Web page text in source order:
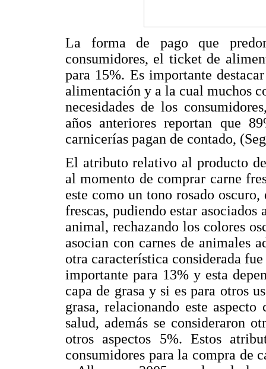
La forma de pago que
consumidores, el ticket de
para 15%. Es importante
alimentación y a la cual muchos
necesidades de los
años anteriores reportan que
carnicerías pagan de contado,
El atributo relativo al producto
al momento de comprar carne
este como un tono rosado
frescas, pudiendo estar
animal, rechazando los colores
asocian con carnes de animales
otra característica considerada
importante para 13% y esta
capa de grasa y si es para otros
grasa, relacionando este
salud, además se consideraron
otros aspectos 5%. Estos
consumidores para la compra de